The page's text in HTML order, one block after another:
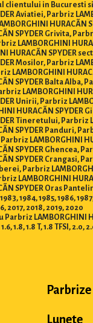
in Bucuresti si
Aviatiei, Parbriz
HURACÃN
SPYDER Grivita,
LAMBORGHINI
HURACÃN SPYDER
Mosilor, Parbriz
LAMBORGHINI
SPYDER Balta Alba,
LAMBORGHINI
Unirii, Parbriz
HURACÃN SPYDER
Tineretului, Parbriz
SPYDER Panduri,
Parbriz LAMBORGHINI
SPYDER Ghencea,
SPYDER Crangasi,
Parbriz
LAMBORGHINI
SPYDER Oras
1984, 1985, 1986, 1987,
2017, 2018, 2019, 2020
LAMBORGHINI
1.6, 1.8, 1.8 T, 1.8 TFSI,
Parbrize
Lunete